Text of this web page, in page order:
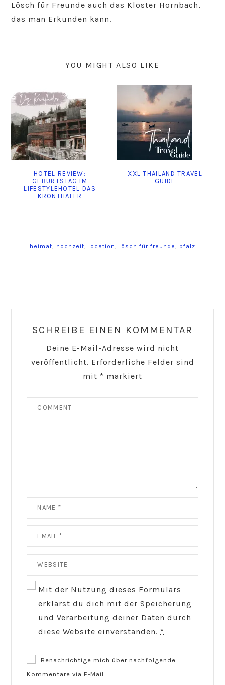
Lösch für Freunde auch das Kloster Hornbach,
das man Erkunden kann.
YOU MIGHT ALSO LIKE
HOTEL REVIEW:
GEBURTSTAG IM
LIFESTYLEHOTEL DAS
KRONTHALER
XXL THAILAND TRAVEL
GUIDE
heimat, hochzeit, location, lösch für freunde, pfalz
Reader
SCHREIBE EINEN KOMMENTAR
Deine E-Mail-Adresse wird nicht
veröffentlicht. Erforderliche Felder sind
mit * markiert
Mit der Nutzung dieses Formulars
erklärst du dich mit der Speicherung
und Verarbeitung deiner Daten durch
diese Website einverstanden. *
Benachrichtige mich über nachfolgende
Kommentare via E-Mail.